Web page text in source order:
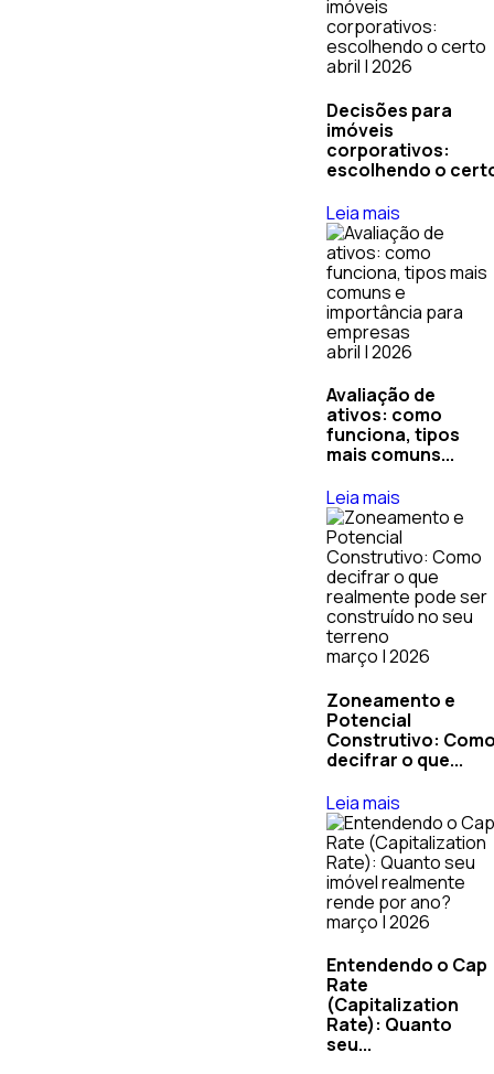
abril | 2026
Decisões para
imóveis
corporativos:
escolhendo o
Leia mais
abril | 2026
Avaliação de
ativos: como
funciona, tipos
mais comuns...
Leia mais
março | 2026
Zoneamento e
Potencial
Construtivo:
decifrar o que...
Leia mais
março | 2026
Entendendo o Cap
Rate
(Capitalization
Rate): Quanto
seu...